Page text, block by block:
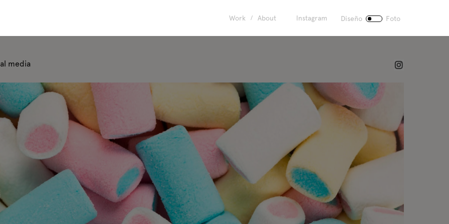
Work About Instagram Diseño Foto
media